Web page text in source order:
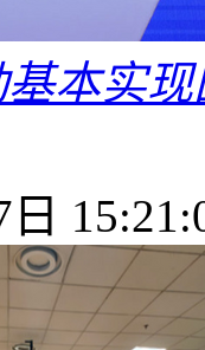
本实